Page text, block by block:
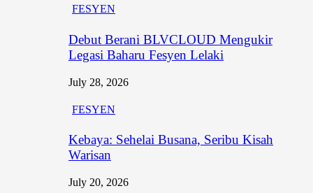
FESYEN
Debut Berani BLVCLOUD Mengukir
Legasi Baharu Fesyen Lelaki
July 28, 2026
FESYEN
Kebaya: Sehelai Busana, Seribu Kisah
Warisan
July 20, 2026